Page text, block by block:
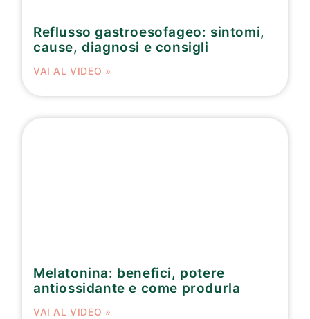
Reflusso gastroesofageo: sintomi,
cause, diagnosi e consigli
VAI AL VIDEO »
Melatonina: benefici, potere
antiossidante e come produrla
VAI AL VIDEO »